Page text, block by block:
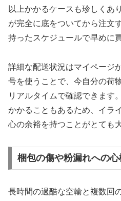
以上かかるケースも珍しくあ
が完全に底をついてから注文
持ったスケジュールで早めに
詳細な配送状況はマイページ
号を使うことで、今自分の荷
リアルタイムで確認できます
かかることもあるため、イラ
心の余裕を持つことがとても
梱包の傷や粉漏れへの心
長時間の過酷な空輸と複数回